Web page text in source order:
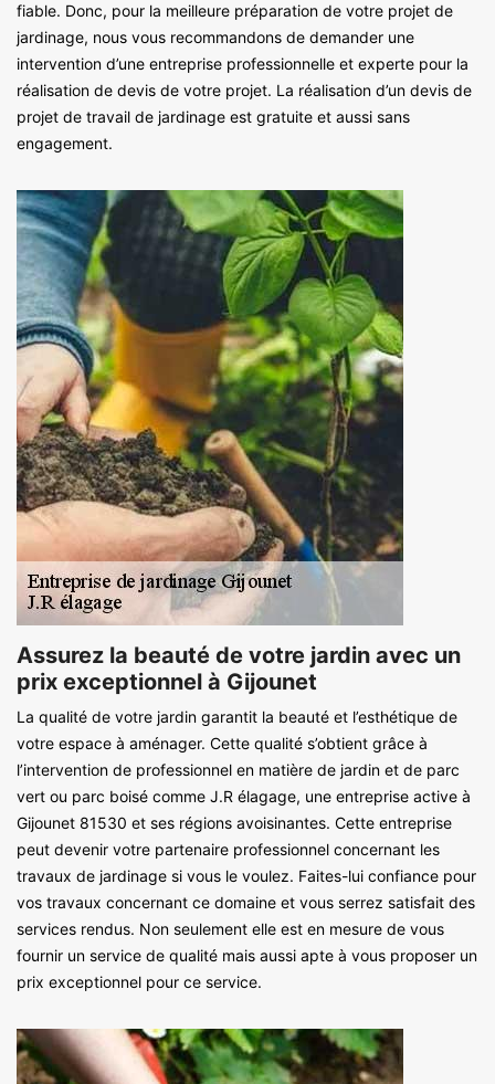
fiable. Donc, pour la meilleure préparation de votre projet de
jardinage, nous vous recommandons de demander une
intervention d’une entreprise professionnelle et experte pour la
réalisation de devis de votre projet. La réalisation d’un devis de
projet de travail de jardinage est gratuite et aussi sans
engagement.
Assurez la beauté de votre jardin avec un
prix exceptionnel à Gijounet
La qualité de votre jardin garantit la beauté et l’esthétique de
votre espace à aménager. Cette qualité s’obtient grâce à
l’intervention de professionnel en matière de jardin et de parc
vert ou parc boisé comme J.R élagage, une entreprise active à
Gijounet 81530 et ses régions avoisinantes. Cette entreprise
peut devenir votre partenaire professionnel concernant les
travaux de jardinage si vous le voulez. Faites-lui confiance pour
vos travaux concernant ce domaine et vous serrez satisfait des
services rendus. Non seulement elle est en mesure de vous
fournir un service de qualité mais aussi apte à vous proposer un
prix exceptionnel pour ce service.